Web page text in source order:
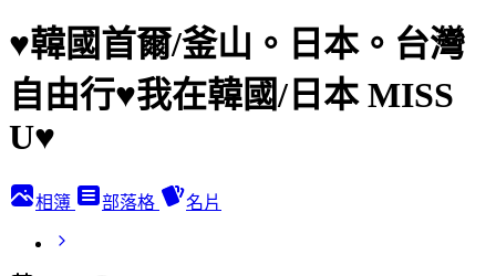
♥韓國首爾/釜山。日本。台灣
自由行♥我在韓國/日本 MISS
U♥
相簿 部落格 名片